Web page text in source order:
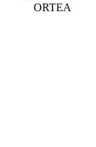
ORTEA